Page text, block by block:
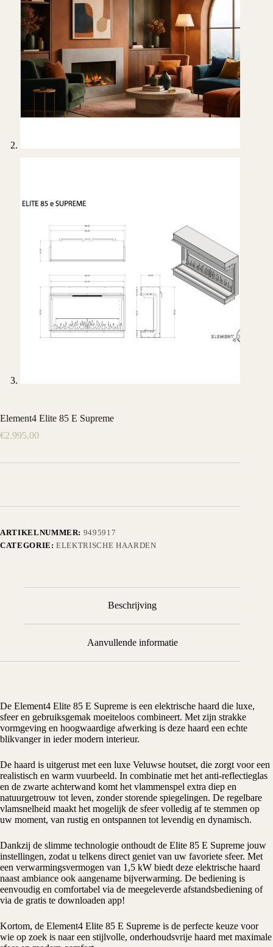
Element4 Elite 85 E Supreme
€2.995,00
ARTIKELNUMMER: 9495917
CATEGORIE:ELEKTRISCHE HAARDEN
Beschrijving
Aanvullende informatie
De Element4 Elite 85 E Supreme is een elektrische haard die luxe,
sfeer en gebruiksgemak moeiteloos combineert. Met zijn strakke
vormgeving en hoogwaardige afwerking is deze haard een echte
blikvanger in ieder modern interieur.
De haard is uitgerust met een luxe Veluwse houtset, die zorgt voor een
realistisch en warm vuurbeeld. In combinatie met het anti-reflectieglas
en de zwarte achterwand komt het vlammenspel extra diep en
natuurgetrouw tot leven, zonder storende spiegelingen. De regelbare
vlam­snelheid maakt het mogelijk de sfeer volledig af te stemmen op
uw moment, van rustig en ontspannen tot levendig en dynamisch.
Dankzij de slimme technologie onthoudt de Elite 85 E Supreme jouw
instellingen, zodat u telkens direct geniet van uw favoriete sfeer. Met
een verwarmingsvermogen van 1,5 kW biedt deze elektrische haard
naast ambiance ook aangename bijverwarming. De bediening is
eenvoudig en comfortabel via de meegeleverde afstandsbediening of
via de gratis te downloaden app!
Kortom, de Element4 Elite 85 E Supreme is de perfecte keuze voor
wie op zoek is naar een stijlvolle, onderhoudsvrije haard met maximale